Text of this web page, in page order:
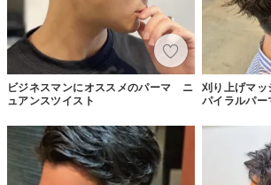
ビジネスマンにオススメのパーマ ニ
ュアンスツイスト
刈り上げマッ
パイラルパー